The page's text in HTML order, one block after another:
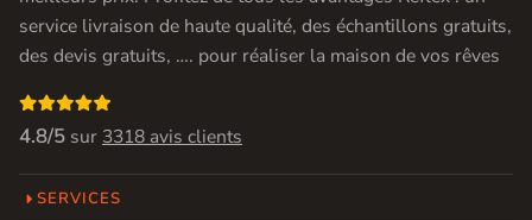
service livraison de haute qualité, des échantillons gratuits,
des devis gratuits, …. pour réaliser la maison de vos rêves

4.8/5 sur 3318 avis clients
SERVICES